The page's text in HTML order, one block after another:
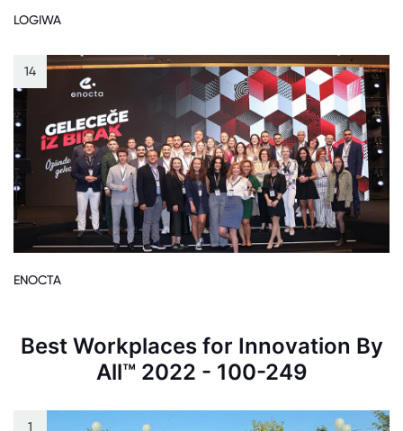
LOGIWA
14
ENOCTA
Best Workplaces for Innovation By
All™ 2022 - 100-249
1